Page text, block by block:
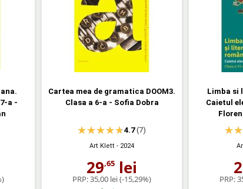
a -
Cartea mea de gramatica DOOM3.
Clasa a 6-a - Sofia Dobra
4.7(7)
Art Klett - 2024
29,65 lei
PRP:35,00 lei(-15,29%)
Limba si
Caietul
PRP: